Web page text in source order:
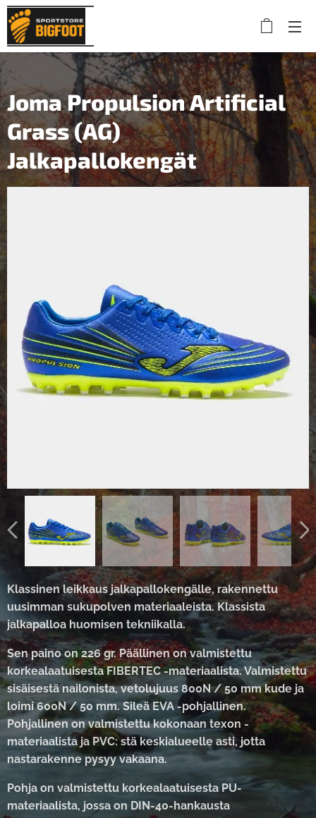
Joma Propulsion Artificial
Grass (AG)
Jalkapallokengät
Klassinen leikkaus jalkapallokengälle, rakennettu
uusimman sukupolven materiaaleista. Klassista
jalkapalloa huomisen tekniikalla.
Sen paino on 226 gr. Päällinen on valmistettu
korkealaatuisesta FIBERTEC -materiaalista. Valmistettu
sisäisestä nailonista, vetolujuus 800N / 50 mm kude ja
loimi 600N / 50 mm. Sileä EVA -pohjallinen.
Pohjallinen on valmistettu kokonaan texon -
materiaalista ja PVC: stä keskialueelle asti, jotta
nastarakenne pysyy vakaana.
Pohja on valmistettu korkealaatuisesta PU-
materiaalista, jossa on DIN-40-hankausta